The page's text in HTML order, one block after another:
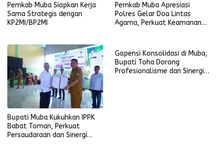
Pemkab Muba Siapkan Kerja
Sama Strategis dengan
KP2MI/BP2MI
Pemkab Muba Apresiasi
Polres Gelar Doa Lintas
Agama, Perkuat Keamanan
Bupati Muba Kukuhkan IPPK
Babat Toman, Perkuat
Persaudaraan dan Sinergi
Gapensi Konsolidasi di Muba,
Bupati Toha Dorong
Profesionalisme dan Sinergi